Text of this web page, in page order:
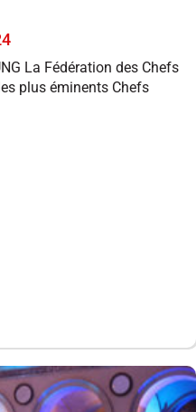
La Fédération des Chefs
plus éminents Chefs